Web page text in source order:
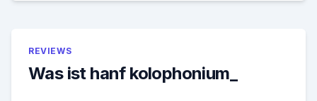
REVIEWS
Was ist hanf kolophonium_